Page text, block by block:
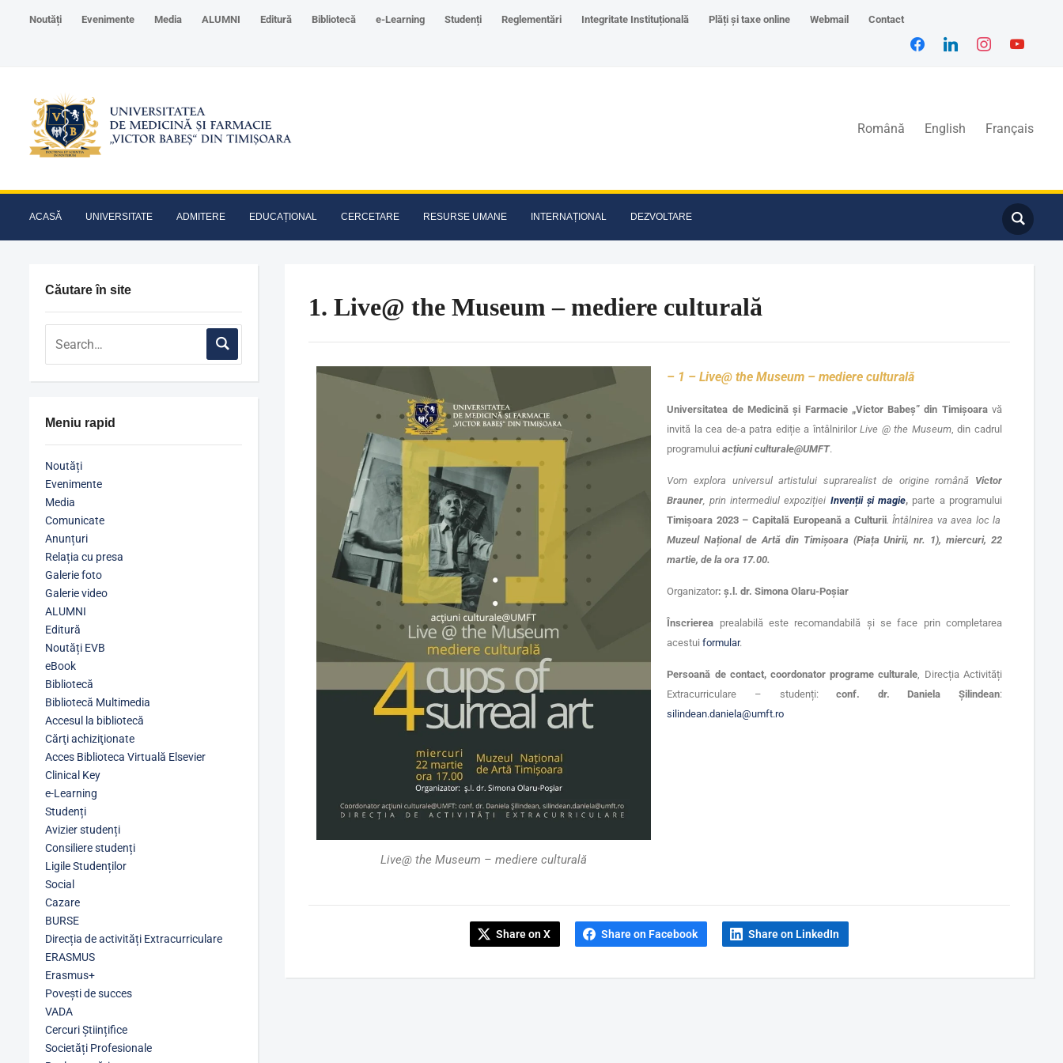
Noutăți Evenimente Media ALUMNI Editură Bibliotecă e-Learning Studenți Reglementări Integritate Instituțională Plăți și taxe online Webmail Contact
Română English Français
ACASĂ UNIVERSITATE ADMITERE EDUCAȚIONAL CERCETARE RESURSE UMANE INTERNAȚIONAL DEZVOLTARE
Căutare în site
Meniu rapid
Noutăți
Evenimente
Media
Comunicate
Anunțuri
Relația cu presa
Galerie foto
Galerie video
ALUMNI
Editură
Noutăți EVB
eBook
Bibliotecă
Bibliotecă Multimedia
Accesul la bibliotecă
Cărţi achiziţionate
Acces Biblioteca Virtuală Elsevier
Clinical Key
e-Learning
Studenți
Avizier studenți
Consiliere studenți
Ligile Studenților
Social
Cazare
BURSE
Direcția de activități Extracurriculare
ERASMUS
Erasmus+
Povești de succes
VADA
Cercuri Științifice
Societăți Profesionale
1. Live@ the Museum – mediere culturală
Live@ the Museum – mediere culturală
– 1 – Live@ the Museum – mediere culturală
Universitatea de Medicină și Farmacie „Victor Babeș” din Timișoaravă
invită la cea de-a patra ediție a întâlnirilorLive @ the Museum, din cadrul
programuluiacțiuni culturale@UMFT.
Vom explora universul artistului suprarealist de origine română Victor
Brauner, prin intermediul expoziției Invenții și magie, parte a programului
Timișoara 2023 – Capitală Europeană a Culturii. Întâlnirea va avea loc la
Muzeul Național de Artă din Timișoara (Piața Unirii, nr. 1), miercuri, 22
martie, de la ora 17.00.
Organizator: ș.l. dr. Simona Olaru-Poșiar
Înscrierea prealabilă este recomandabilă și se face prin completarea
acestuiformular.
Persoană de contact, coordonator programe culturale, Direcția Activități
Extracurriculare – studenți:conf. dr. Daniela Șilindean:
silindean.daniela@umft.ro
Share on X Share on Facebook Share on LinkedIn